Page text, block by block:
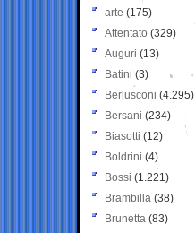
arte (175)
Attentato (329)
Auguri (13)
Batini (3)
Berlusconi (4.295)
Bersani (234)
Biasotti (12)
Boldrini (4)
Bossi (1.221)
Brambilla (38)
Brunetta (83)